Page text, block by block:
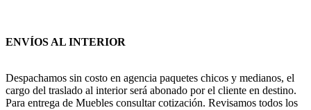
ENVÍOS AL INTERIOR
Despachamos sin costo en agencia paquetes chicos y medianos, el
cargo del traslado al interior será abonado por el cliente en destino.
Para entrega de Muebles consultar cotización. Revisamos todos los